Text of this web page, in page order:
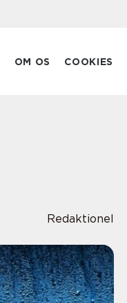
OM OS COOKIES
Redaktionel